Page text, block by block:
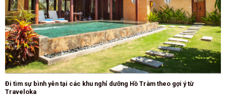
Đi tìm sự bình yên tại các khu nghỉ dưỡng Hồ Tràm theo gợi ý từ
Traveloka